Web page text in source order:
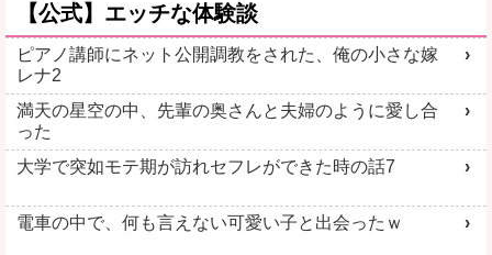
【公式】エッチな体験談
ピアノ講師にネット公開調教をされた、俺の小さな嫁
レナ2
満天の星空の中、先輩の奥さんと夫婦のように愛し合
った
大学で突如モテ期が訪れセフレができた時の話7
電車の中で、何も言えない可愛い子と出会ったｗ